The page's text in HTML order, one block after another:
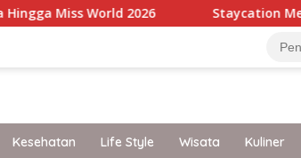
2026 Staycation Mewah Ke Hotel
Kesehatan Life Style Wisata Kuliner